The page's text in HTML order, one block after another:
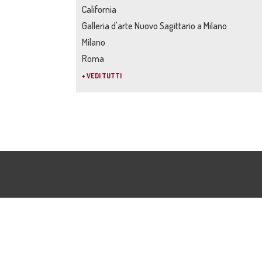
California
Galleria d'arte Nuovo Sagittario a Milano
Milano
Roma
+ VEDI TUTTI